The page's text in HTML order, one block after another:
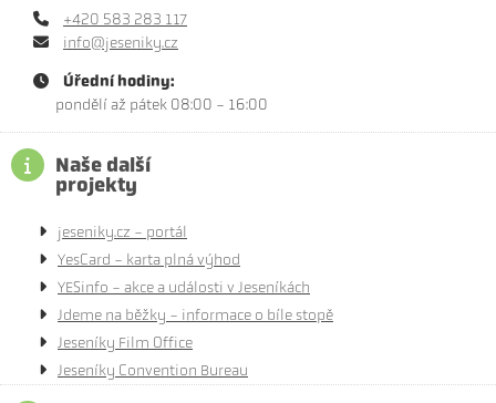
+420 583 283 117
info@jeseniky.cz
Úřední hodiny:
pondělí až pátek 08:00 - 16:00
Naše další
projekty
jeseniky.cz - portál
YesCard - karta plná výhod
YESinfo - akce a události v Jeseníkách
Jdeme na běžky - informace o bíle stopě
Jeseníky Film Office
Jeseníky Convention Bureau